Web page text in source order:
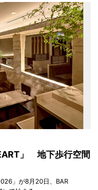
」 地下歩行空間
」が8月20日、BAR